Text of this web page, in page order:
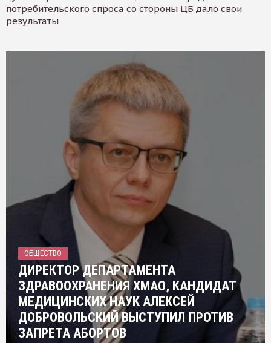
потребительского спроса со стороны ЦБ дало свои
результаты
ОБЩЕСТВО
ДИРЕКТОР ДЕПАРТАМЕНТА
ЗДРАВООХРАНЕНИЯ ХМАО, КАНДИДАТ
МЕДИЦИНСКИХ НАУК АЛЕКСЕЙ
ДОБРОВОЛЬСКИЙ ВЫСТУПИЛ ПРОТИВ
ЗАПРЕТА АБОРТОВ